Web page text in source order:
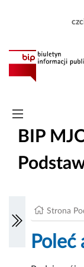
BIP
Strona
Poleć